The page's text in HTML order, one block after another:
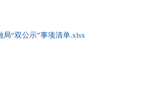
“双公示”事项清单.xlsx